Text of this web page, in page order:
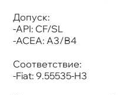
Допуск:
-API: CF/SL
-ACEA: A3/B4
Соответствие:
-Fiat: 9.55535-H3